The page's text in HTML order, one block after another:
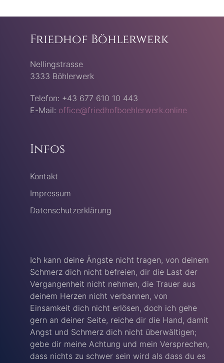
Friedhof Böhlerwerk
Nellingstrasse
3333 Böhlerwerk
Telefon: +43 677 610 10 443
E-Mail: office@friedhofboehlerwerk.online
Infos
Kontakt
Impressum
Datenschutzerklärung
Ich kann deine Ängste nicht tragen, von deinem
Schmerz dich nicht befreien, dir die Last der
Vergangenheit nicht nehmen, die Trauer aus
deinem Herzen nicht verbannen, von
Einsamkeit dich nicht erlösen, doch ich gehe
gern an deiner Seite, reiche dir die Hand, damit
Angst und Schmerz dich nicht überwältigen;
gebe dir meine Achtung und mein Versprechen,
dass nichts zu schwer sein wird als dass du es